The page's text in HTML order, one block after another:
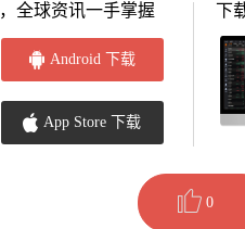
全球资讯一手掌握
Android 下载
App Store 下载
下
0